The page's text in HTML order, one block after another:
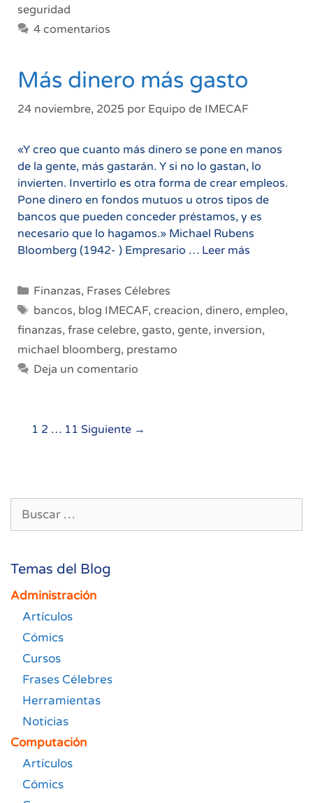
seguridad
4 comentarios
Más dinero más gasto
24 noviembre, 2025 por Equipo de IMECAF
«Y creo que cuanto más dinero se pone en manos
de la gente, más gastarán. Y si no lo gastan, lo
invierten. Invertirlo es otra forma de crear empleos.
Pone dinero en fondos mutuos u otros tipos de
bancos que pueden conceder préstamos, y es
necesario que lo hagamos.» Michael Rubens
Bloomberg (1942- ) Empresario … Leer más
Categorías
Finanzas, Frases Célebres
Etiquetas
bancos, blog IMECAF, creacion, dinero, empleo,
finanzas, frase celebre, gasto, gente, inversion,
michael bloomberg, prestamo
Deja un comentario
Navegación
1 2 … 11 Siguiente →
Temas del Blog
Administración
Artículos
Cómics
Cursos
Frases Célebres
Herramientas
Noticias
Computación
Artículos
Cómics